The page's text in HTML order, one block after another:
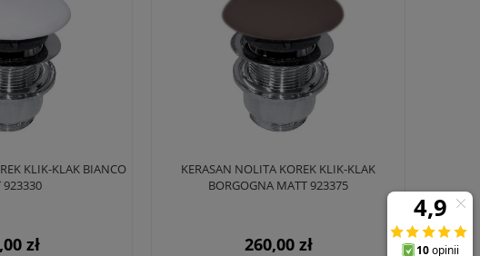
KLIK-KLAK BIANCO
923330
zł
KERASAN NOLITA KOREK KLIK-KLAK
BORGOGNA MATT 923375
260,00 zł